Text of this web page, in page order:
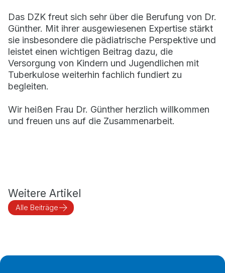
Das DZK freut sich sehr über die Berufung von Dr.
Günther. Mit ihrer ausgewiesenen Expertise stärkt
sie insbesondere die pädiatrische Perspektive und
leistet einen wichtigen Beitrag dazu, die
Versorgung von Kindern und Jugendlichen mit
Tuberkulose weiterhin fachlich fundiert zu
begleiten.
Wir heißen Frau Dr. Günther herzlich willkommen
und freuen uns auf die Zusammenarbeit.
Weitere Artikel
Alle Beiträge